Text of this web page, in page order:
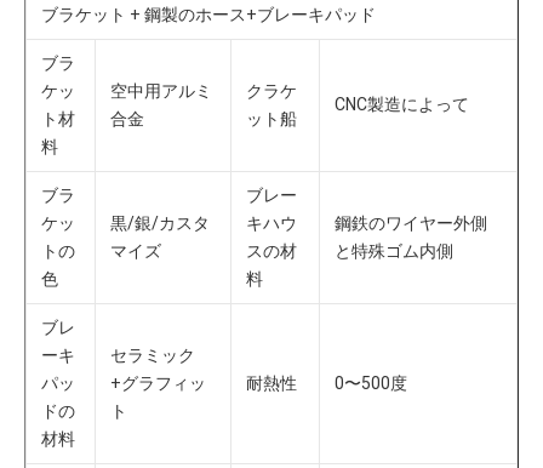
ブラケット + 鋼製のホース+ブレーキパッド
ブラ
ケッ
ト材
料
空中用アルミ
合金
クラケ
ット船
CNC製造によって
ブラ
ケッ
トの
色
黒/銀/カスタ
マイズ
ブレー
キハウ
スの材
料
鋼鉄のワイヤー外側
と特殊ゴム内側
ブレ
ーキ
パッ
ドの
材料
セラミック
+グラフィッ
ト
耐熱性 0〜500度